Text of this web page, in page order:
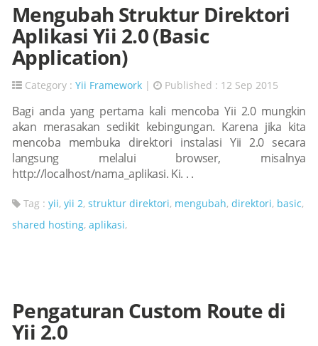
Mengubah Struktur Direktori
Aplikasi Yii 2.0 (Basic
Application)
Category : Yii Framework | Published : 12 Sep 2015
Bagi anda yang pertama kali mencoba Yii 2.0 mungkin
akan merasakan sedikit kebingungan. Karena jika kita
mencoba membuka direktori instalasi Yii 2.0 secara
langsung melalui browser, misalnya
http://localhost/nama_aplikasi. Ki. . .
Tag : yii, yii 2, struktur direktori, mengubah, direktori, basic,
shared hosting, aplikasi,
Pengaturan Custom Route di
Yii 2.0